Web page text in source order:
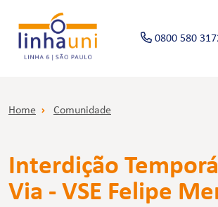
0800 580
Home Comunidade
Interdição
Via - VSE Felipe